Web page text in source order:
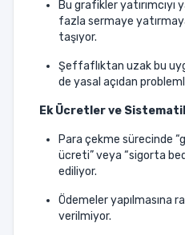
Bu grafikler yatırımcıyı
fazla sermaye
taşıyor.
Şeffaflıktan uzak bu
de yasal açıdan
Ek Ücretler ve
Para çekme sürecinde
ücreti” veya “sigorta
ediliyor.
Ödemeler yapılmasına
verilmiyor.